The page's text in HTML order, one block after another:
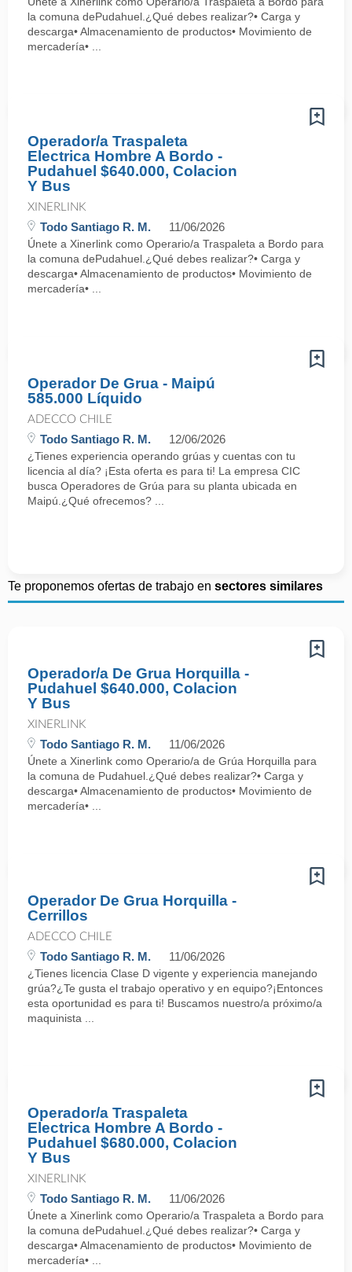
la comuna dePudahuel.¿Qué debes realizar?• Carga y
descarga• Almacenamiento de productos• Movimiento de
mercadería• ...
Operador/a Traspaleta
Electrica Hombre A Bordo -
Pudahuel $640.000, Colacion
Y Bus
XINERLINK
Todo Santiago R. M. 11/06/2026
Únete a Xinerlink como Operario/a Traspaleta a Bordo para
la comuna dePudahuel.¿Qué debes realizar?• Carga y
descarga• Almacenamiento de productos• Movimiento de
mercadería• ...
Operador De Grua - Maipú
585.000 Líquido
ADECCO CHILE
Todo Santiago R. M. 12/06/2026
¿Tienes experiencia operando grúas y cuentas con tu
licencia al día? ¡Esta oferta es para ti! La empresa CIC
busca Operadores de Grúa para su planta ubicada en
Maipú.¿Qué ofrecemos? ...
Te proponemos ofertas de trabajo en sectores similares
Operador/a De Grua Horquilla -
Pudahuel $640.000, Colacion
Y Bus
XINERLINK
Todo Santiago R. M. 11/06/2026
Únete a Xinerlink como Operario/a de Grúa Horquilla para
la comuna de Pudahuel.¿Qué debes realizar?• Carga y
descarga• Almacenamiento de productos• Movimiento de
mercadería• ...
Operador De Grua Horquilla -
Cerrillos
ADECCO CHILE
Todo Santiago R. M. 11/06/2026
¿Tienes licencia Clase D vigente y experiencia manejando
grúa?¿Te gusta el trabajo operativo y en equipo?¡Entonces
esta oportunidad es para ti! Buscamos nuestro/a próximo/a
maquinista ...
Operador/a Traspaleta
Electrica Hombre A Bordo -
Pudahuel $680.000, Colacion
Y Bus
XINERLINK
Todo Santiago R. M. 11/06/2026
Únete a Xinerlink como Operario/a Traspaleta a Bordo para
la comuna dePudahuel.¿Qué debes realizar?• Carga y
descarga• Almacenamiento de productos• Movimiento de
mercadería• ...